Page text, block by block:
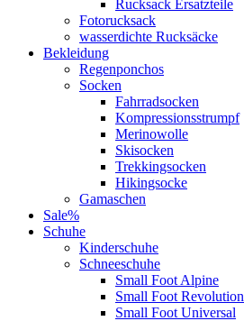
Rucksack Ersatzteile
Fotorucksack
wasserdichte Rucksäcke
Bekleidung
Regenponchos
Socken
Fahrradsocken
Kompressionsstrumpf
Merinowolle
Skisocken
Trekkingsocken
Hikingsocke
Gamaschen
Sale%
Schuhe
Kinderschuhe
Schneeschuhe
Small Foot Alpine
Small Foot Revolution
Small Foot Universal